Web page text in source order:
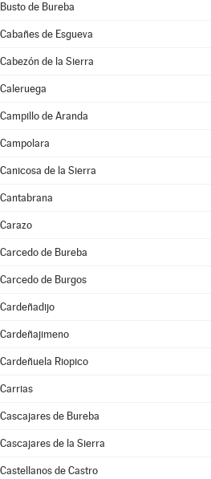
Busto de Bureba
Cabañes de Esgueva
Cabezón de la Sierra
Caleruega
Campillo de Aranda
Campolara
Canicosa de la Sierra
Cantabrana
Carazo
Carcedo de Bureba
Carcedo de Burgos
Cardeñadijo
Cardeñajimeno
Cardeñuela Riopico
Carrias
Cascajares de Bureba
Cascajares de la Sierra
Castellanos de Castro